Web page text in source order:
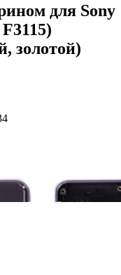
для Sony
золотой)